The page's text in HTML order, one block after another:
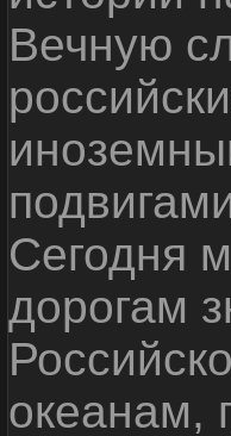
Вечную
Сегодня
дорогам
океанам,